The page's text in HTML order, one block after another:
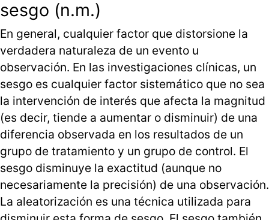
sesgo (n.m.)
En general, cualquier factor que distorsione la
verdadera naturaleza de un evento u
observación. En las investigaciones clínicas, un
sesgo es cualquier factor sistemático que no sea
la intervención de interés que afecta la magnitud
(es decir, tiende a aumentar o disminuir) de una
diferencia observada en los resultados de un
grupo de tratamiento y un grupo de control. El
sesgo disminuye la exactitud (aunque no
necesariamente la precisión) de una observación.
La aleatorización es una técnica utilizada para